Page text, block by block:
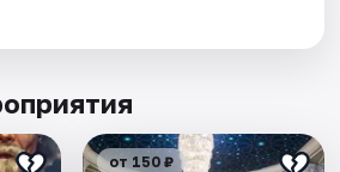
от 150 ₽